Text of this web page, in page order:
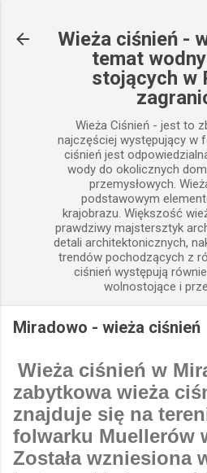
Wieża ciśnień -
temat
stojących w
Wieża Ciśnień - jest to
najczęściej występujący w
ciśnień jest
wody do okolicznych
przemysłowych.
podstawowym
krajobrazu. Większość
prawdziwy majstersztyk
detali architektonicznych,
trendów pochodzących z
ciśnień występują
wolnostojące i
Miradowo - wieża ciśnień
Wieża ciśnień w
zabytkowa wieża
znajduje się na
folwarku Muellerów
Została wzniesiona